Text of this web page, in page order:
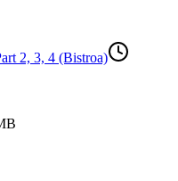
2, 3, 4 (Bistroa)